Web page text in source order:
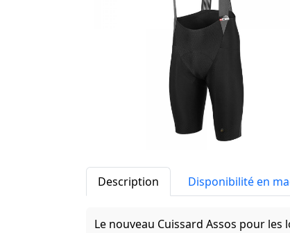
Description Disponibilité en
Le nouveau Cuissard Assos pour les